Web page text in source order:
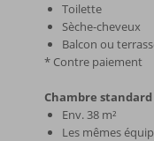
Toilette
Sèche-cheveux
Balcon ou
* Contre paiement
Chambre
Env. 38 m²
Les mêmes